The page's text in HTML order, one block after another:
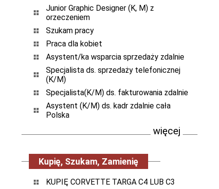
Junior Graphic Designer (K, M) z
orzeczeniem
Szukam pracy
Praca dla kobiet
Asystent/ka wsparcia sprzedaży zdalnie
Specjalista ds. sprzedaży telefonicznej
(K/M)
Specjalista(K/M) ds. fakturowania zdalnie
Asystent (K/M) ds. kadr zdalnie cała
Polska
więcej
Kupię, Szukam, Zamienię
KUPIĘ CORVETTE TARGA C4 LUB C3